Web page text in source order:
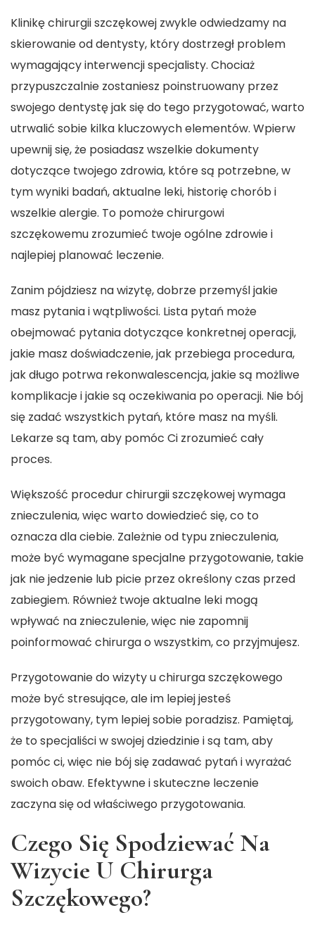
Klinikę chirurgii szczękowej zwykle odwiedzamy na
skierowanie od dentysty, który dostrzegł problem
wymagający interwencji specjalisty. Chociaż
przypuszczalnie zostaniesz poinstruowany przez
swojego dentystę jak się do tego przygotować, warto
utrwalić sobie kilka kluczowych elementów. Wpierw
upewnij się, że posiadasz wszelkie dokumenty
dotyczące twojego zdrowia, które są potrzebne, w
tym wyniki badań, aktualne leki, historię chorób i
wszelkie alergie. To pomoże chirurgowi
szczękowemu zrozumieć twoje ogólne zdrowie i
najlepiej planować leczenie.
Zanim pójdziesz na wizytę, dobrze przemyśl jakie
masz pytania i wątpliwości. Lista pytań może
obejmować pytania dotyczące konkretnej operacji,
jakie masz doświadczenie, jak przebiega procedura,
jak długo potrwa rekonwalescencja, jakie są możliwe
komplikacje i jakie są oczekiwania po operacji. Nie bój
się zadać wszystkich pytań, które masz na myśli.
Lekarze są tam, aby pomóc Ci zrozumieć cały
proces.
Większość procedur chirurgii szczękowej wymaga
znieczulenia, więc warto dowiedzieć się, co to
oznacza dla ciebie. Zależnie od typu znieczulenia,
może być wymagane specjalne przygotowanie, takie
jak nie jedzenie lub picie przez określony czas przed
zabiegiem. Również twoje aktualne leki mogą
wpływać na znieczulenie, więc nie zapomnij
poinformować chirurga o wszystkim, co przyjmujesz.
Przygotowanie do wizyty u chirurga szczękowego
może być stresujące, ale im lepiej jesteś
przygotowany, tym lepiej sobie poradzisz. Pamiętaj,
że to specjaliści w swojej dziedzinie i są tam, aby
pomóc ci, więc nie bój się zadawać pytań i wyrażać
swoich obaw. Efektywne i skuteczne leczenie
zaczyna się od właściwego przygotowania.
Czego Się Spodziewać Na
Wizycie U Chirurga
Szczękowego?